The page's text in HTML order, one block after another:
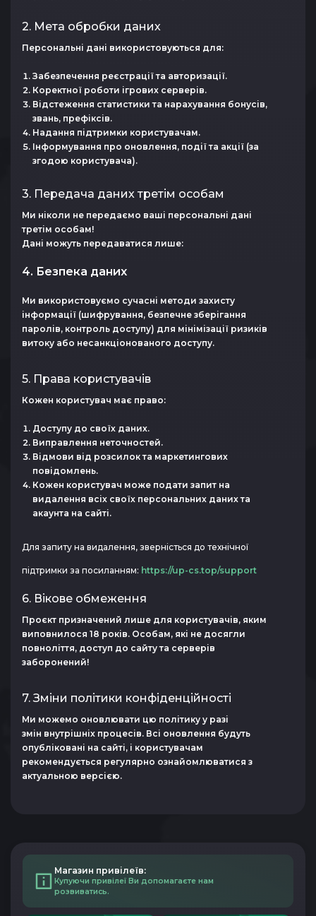
2. Мета обробки даних
Персональні дані використовуються для:
Забезпечення реєстрації та авторизації.
Коректної роботи ігрових серверів.
Відстеження статистики та нарахування бонусів,
звань, префіксів.
Надання підтримки користувачам.
Інформування про оновлення, події та акції (за
згодою користувача).
3. Передача даних третім особам
Ми ніколи не передаємо ваші персональні дані
третім особам!
Дані можуть передаватися лише:
4. Безпека даних
Ми використовуємо сучасні методи захисту
інформації (шифрування, безпечне зберігання
паролів, контроль доступу) для мінімізації ризиків
витоку або несанкціонованого доступу.
5. Права користувачів
Кожен користувач має право:
Доступу до своїх даних.
Виправлення неточностей.
Відмови від розсилок та маркетингових
повідомлень.
Кожен користувач може подати запит на
видалення всіх своїх персональних даних та
акаунта на сайті.
Для запиту на видалення, зверністься до технічної
підтримки за посиланням: https://up-cs.top/support
6. Вікове обмеження
Проєкт призначений лише для користувачів, яким
виповнилося 18 років. Особам, які не досягли
повноліття, доступ до сайту та серверів
заборонений!
7. Зміни політики конфіденційності
Ми можемо оновлювати цю політику у разі
змін внутрішніх процесів. Всі оновлення будуть
опубліковані на сайті, і користувачам
рекомендується регулярно ознайомлюватися з
актуальною версією.
Магазин привілеїв:
Купуючи привілеї Ви допомагаєте нам
розвиватись.